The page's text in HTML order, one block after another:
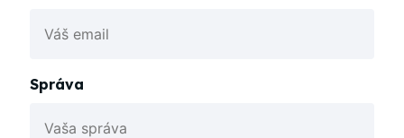
Správa